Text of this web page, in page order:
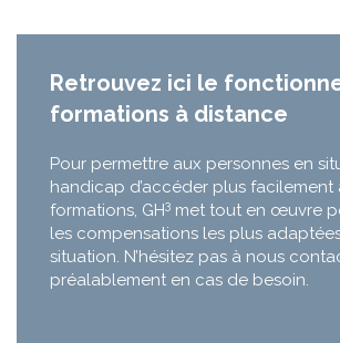
Retrouvez ici le
formations à distance
Pour permettre aux personnes en
handicap d’accéder plus facilement
formations, GH3 met tout en œuvre
les compensations les plus
situation. N’hésitez pas à nous
préalablement en cas de besoin.